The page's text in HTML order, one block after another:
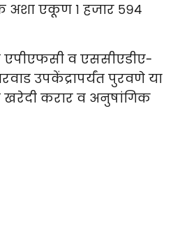
अशा एकूण १ हजार ५९४
एपीएफसी व एससीएडीए-
उपकेंद्रापर्यंत पुरवणे या
खरेदी करार व अनुषांगिक